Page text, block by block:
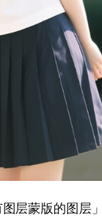
层蒙版的图层」